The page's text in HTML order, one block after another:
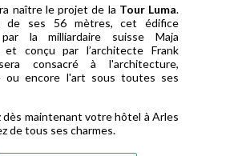
naître le projet de la Tour Luma.
de ses 56 mètres, cet édifice
la milliardaire suisse Maja
et conçu par l’architecte Frank
consacré à l'architecture,
ou encore l'art sous toutes ses
dès maintenant votre hôtel à Arles
de tous ses charmes.